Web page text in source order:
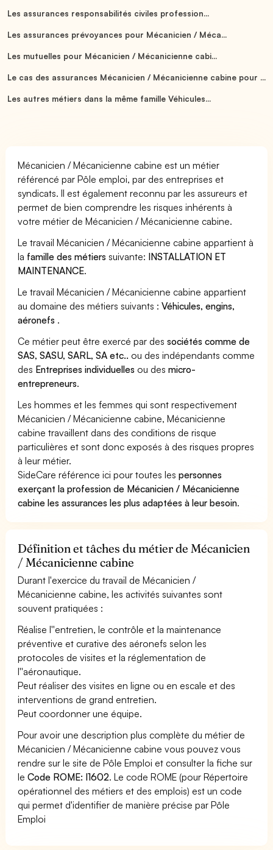
Les assurances responsabilités civiles profession...
Les assurances prévoyances pour Mécanicien / Méca...
Les mutuelles pour Mécanicien / Mécanicienne cabi...
Le cas des assurances Mécanicien / Mécanicienne cabine pour ...
Les autres métiers dans la même famille Véhicules...
Mécanicien / Mécanicienne cabine est un métier
référencé par Pôle emploi, par des entreprises et
syndicats. Il est également reconnu par les assureurs et
permet de bien comprendre les risques inhérents à
votre métier de Mécanicien / Mécanicienne cabine.
Le travail Mécanicien / Mécanicienne cabine appartient à
la famille des métiers suivante: INSTALLATION ET
MAINTENANCE.
Le travail Mécanicien / Mécanicienne cabine appartient
au domaine des métiers suivants :Véhicules, engins,
aéronefs .
Ce métier peut être exercé par dessociétés comme de
SAS, SASU, SARL, SA etc.. ou des indépendants comme
des Entreprises individuelles ou desmicro-
entrepreneurs.
Les hommes et les femmes qui sont respectivement
Mécanicien / Mécanicienne cabine, Mécanicienne
cabine travaillent dans des conditions de risque
particulières et sont donc exposés à des risques propres
à leur métier.
SideCare référence ici pour toutes lespersonnes
exerçant la profession de Mécanicien / Mécanicienne
cabine les assurances les plus adaptées à leur besoin.
Définition et tâches du métier de Mécanicien
/ Mécanicienne cabine
Durant l'exercice du travail de Mécanicien /
Mécanicienne cabine, les activités suivantes sont
souvent pratiquées :
Réalise l''entretien, le contrôle et la maintenance
préventive et curative des aéronefs selon les
protocoles de visites et la réglementation de
l''aéronautique.
Peut réaliser des visites en ligne ou en escale et des
interventions de grand entretien.
Peut coordonner une équipe.
Pour avoir une description plus complète du métier de
Mécanicien / Mécanicienne cabine vous pouvez vous
rendre sur le site de Pôle Emploi et consulter la fiche sur
leCode ROME: I1602. Le code ROME (pour Répertoire
opérationnel des métiers et des emplois) est un code
qui permet d'identifier de manière précise par Pôle
Emploi